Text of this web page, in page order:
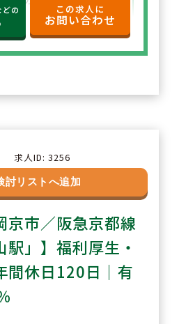
専門性を活かして活
同行や単独訪問を通
のフォローまで一貫
者様一人ひとりに寄
を実践できます。
・フォロー体制】
の この求人に
お問い合わせ
求人ID: 3256
討リストへ追加
京市／阪急京都線
駅」】福利厚生・
間休日120日｜有